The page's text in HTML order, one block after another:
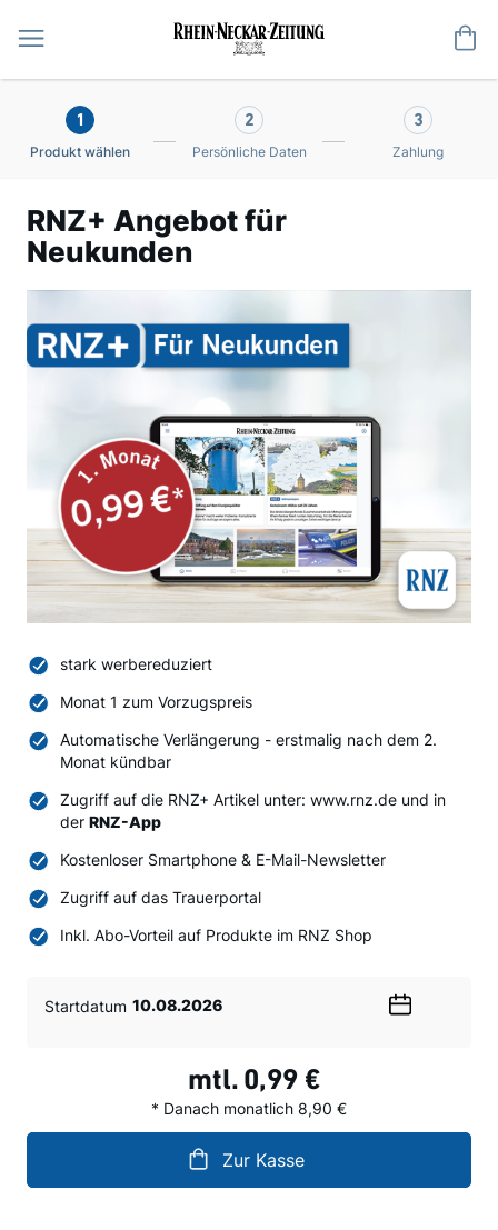
1
Produkt wählen
2
Persönliche Daten
3
Zahlung
RNZ+ Angebot für
Neukunden
stark werbereduziert
Monat 1 zum Vorzugspreis
Automatische Verlängerung - erstmalig nach dem 2.
Monat kündbar
Zugriff auf die RNZ+ Artikel unter: www.rnz.de und in
der RNZ-App
Kostenloser Smartphone & E-Mail-Newsletter
Zugriff auf das Trauerportal
Inkl. Abo-Vorteil auf Produkte im RNZ Shop
Startdatum
mtl. 0,99 €
* Danach monatlich 8,90 €
Zur Kasse